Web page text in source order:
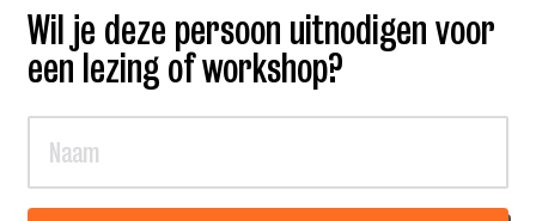
Wil je deze persoon uitnodigen voor
een lezing of workshop?